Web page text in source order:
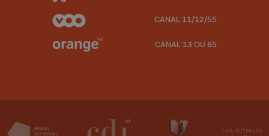
CANAL 11/12/55
CANAL 13 OU 65